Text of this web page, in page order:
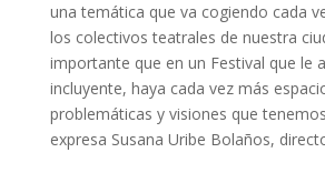
una temática que va cogiendo cada
los colectivos teatrales de nuestra
importante que en un Festival que le
incluyente, haya cada vez más
problemáticas y visiones que
expresa Susana Uribe Bolaños,